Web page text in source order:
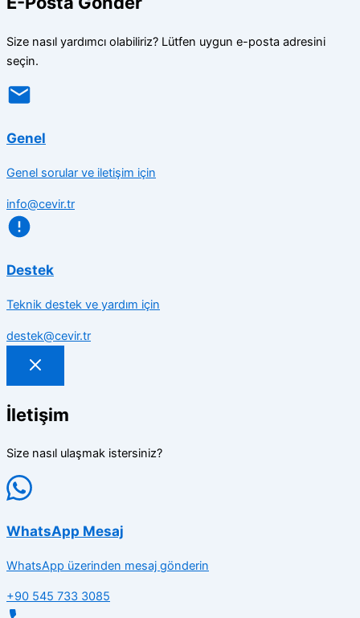
Size nasıl yardımcı olabiliriz? Lütfen uygun e-posta adresini
seçin.
Genel
Genel sorular ve iletişim için
info@cevir.tr
Destek
Teknik destek ve yardım için
destek@cevir.tr
İletişim
Size nasıl ulaşmak istersiniz?
WhatsApp Mesaj
WhatsApp üzerinden mesaj gönderin
+90 545 733 3085